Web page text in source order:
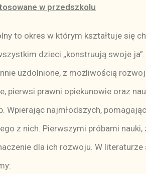
w przedszkolu
okres w którym kształtuje się
dzieci „konstruują swoje
uzdolnione, z możliwością
pierwsi prawni opiekunowie oraz
Wpierając najmłodszych,
z nich. Pierwszymi próbami
dla ich rozwoju. W